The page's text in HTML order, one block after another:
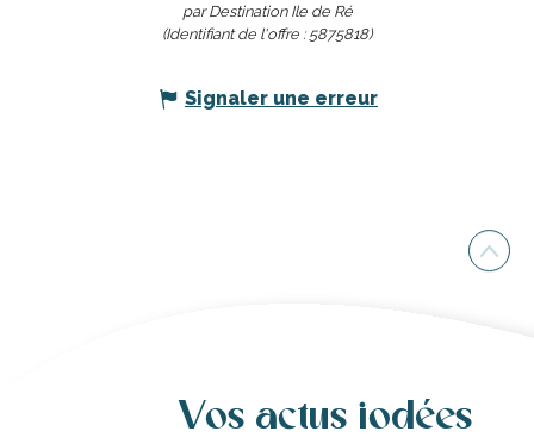
par Destination Ile de Ré
(Identifiant de l'offre : 5875818)
Signaler une erreur
Vos actus iodées